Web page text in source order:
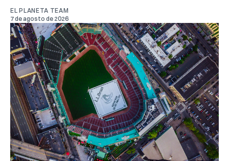
EL PLANETA TEAM
7 de agosto de 2026